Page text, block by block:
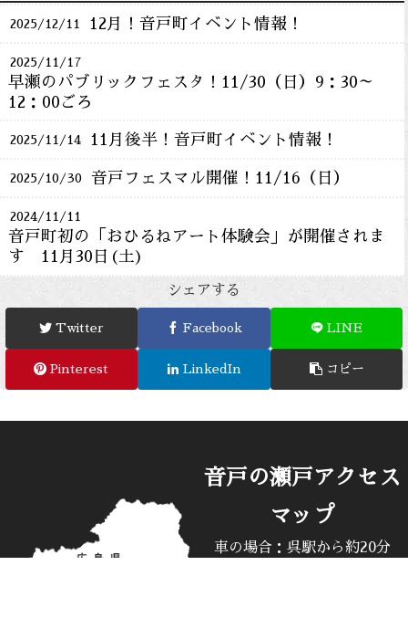
2025/12/11 12月！音戸町イベント情報！
2025/11/17
早瀬のパブリックフェスタ！11/30（日）9：30～
12：00ごろ
2025/11/14 11月後半！音戸町イベント情報！
2025/10/30 音戸フェスマル開催！11/16（日）
2024/11/11
音戸町初の「おひるねアート体験会」が開催されま
す 11月30日(土)
シェアする
Twitter Facebook LINE
Pinterest LinkedIn コピー
音戸の瀬戸アクセス
マップ
車の場合：呉駅から約20分